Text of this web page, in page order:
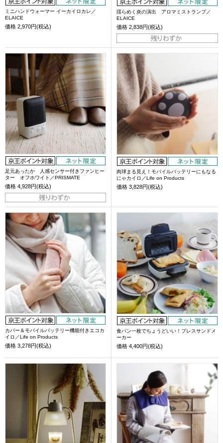
ミニハンドウォーマー イーカイロカレ／
ELAICE
価格 2,970円(税込)
揺らめく炎の演出 アロマミストランプ／
ELAICE
価格 2,838円(税込)
足元あったか 人感センサー付きファンヒー
ター オフホワイト／PRISMATE
価格 4,928円(税込)
肉球まる見え！モバイルバッテリーにもなる
にゃカイロ／Life on Products
価格 3,828円(税込)
カバー＆モバイルバッテリー機能付きエコカ
イロ／Life on Products
価格 3,278円(税込)
食パン一枚でちょうどいい！プレスサンドメ
ーカー
価格 4,400円(税込)